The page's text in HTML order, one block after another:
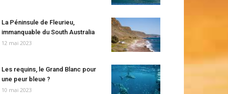
La Péninsule de Fleurieu,
immanquable du South Australia
12 mai 2023
Les requins, le Grand Blanc pour
une peur bleue ?
10 mai 2023